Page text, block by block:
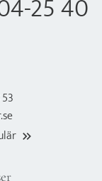
25 40
keyboard_double_arrow_right